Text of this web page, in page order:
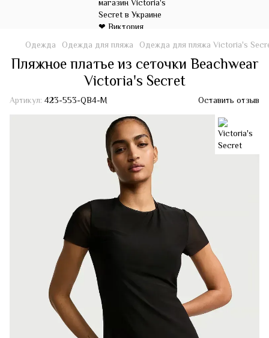
Одежда Одежда для пляжа Одежда для пляжа Victoria's
Пляжное платье из сеточки Beachwear
Victoria's Secret
Артикул: 423-553-QB4-M Оставить отзыв